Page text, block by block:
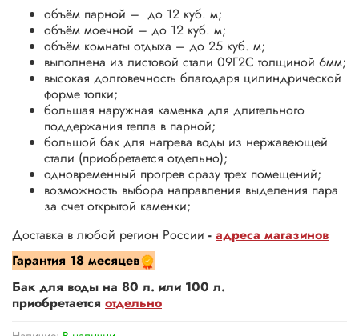
объём парной – до 12 куб. м;
объём моечной – до 12 куб. м;
объём комнаты отдыха – до 25 куб. м;
выполнена из листовой стали 09Г2С толщиной 6мм;
высокая долговечность благодаря цилиндрической
форме топки;
большая наружная каменка для длительного
поддержания тепла в парной;
большой бак для нагрева воды из нержавеющей
стали (приобретается отдельно);
одновременный прогрев сразу трех помещений;
возможность выбора направления выделения пара
за счет открытой каменки;
Доставка в любой регион России - адреса магазинов
Гарантия 18 месяцев
Бак для воды на 80 л. или 100 л.
приобретается отдельно